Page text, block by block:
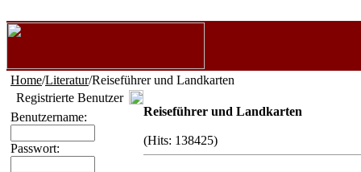
Home/Literatur/Reiseführer und Landkarten
Registrierte Benutzer
Benutzername:
Passwort:
Reiseführer und Landkarten
(Hits: 138425)